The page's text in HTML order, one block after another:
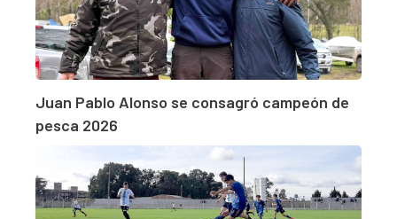
Juan Pablo Alonso se consagró campeón de
pesca 2026